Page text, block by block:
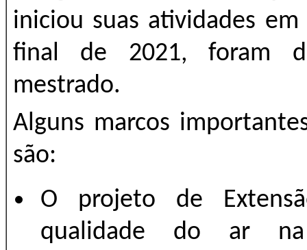
iniciou suas atividades
final de 2021, foram
mestrado.
Alguns marcos
são:
O projeto de
qualidade do ar na